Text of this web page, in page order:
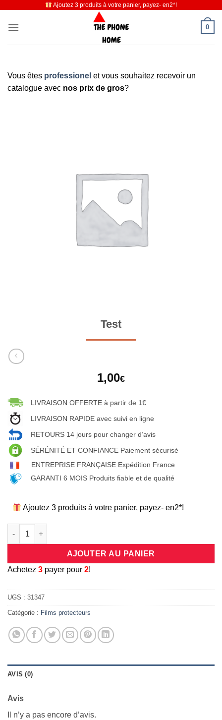
contenu
Ajoutez 3 produits à votre panier, payez- en2*!
0
Vous êtes professionel et vous souhaitez recevoir un
catalogue avec nos prix de gros?
Test
1,00€
LIVRAISON OFFERTE à partir de 1€
LIVRAISON RAPIDE avec suivi en ligne
RETOURS 14 jours pour changer d’avis
SÉRÉNITÉ ET CONFIANCE Paiement sécurisé
ENTREPRISE FRANÇAISE Expédition France
GARANTI 6 MOIS Produits fiable et de qualité
Ajoutez 3 produits à votre panier, payez- en2*!
quantité de Test
AJOUTER AU PANIER
Achetez 3 payer pour 2!
UGS : 31347
Catégorie : Films protecteurs
AVIS (0)
Avis
Il n’y a pas encore d’avis.